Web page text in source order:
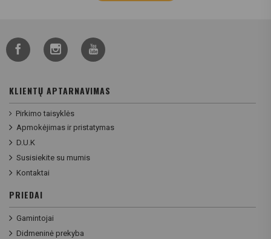
KLIENTŲ APTARNAVIMAS
Pirkimo taisyklės
Apmokėjimas ir pristatymas
D.U.K
Susisiekite su mumis
Kontaktai
PRIEDAI
Gamintojai
Didmeninė prekyba